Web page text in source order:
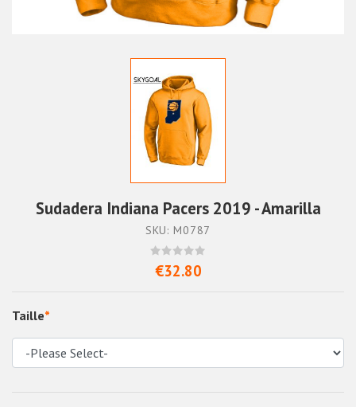
Sudadera Indiana Pacers 2019 - Amarilla
SKU: M0787
€32.80
Taille*